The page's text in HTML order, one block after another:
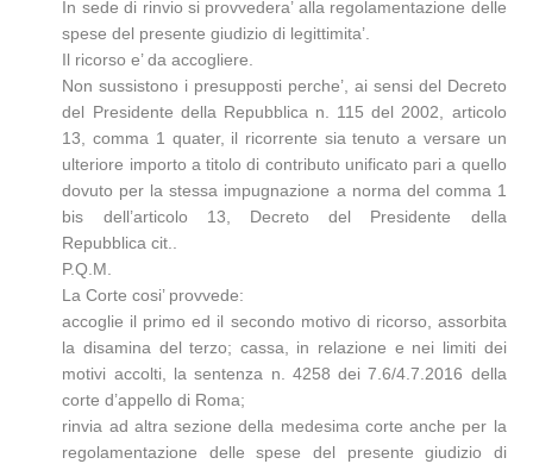
In sede di rinvio si provvedera’ alla regolamentazione delle
spese del presente giudizio di legittimita’.
Il ricorso e’ da accogliere.
Non sussistono i presupposti perche’, ai sensi del Decreto
del Presidente della Repubblica n. 115 del 2002, articolo
13, comma 1 quater, il ricorrente sia tenuto a versare un
ulteriore importo a titolo di contributo unificato pari a quello
dovuto per la stessa impugnazione a norma del comma 1
bis dell’articolo 13, Decreto del Presidente della
Repubblica cit..
P.Q.M.
La Corte cosi’ provvede:
accoglie il primo ed il secondo motivo di ricorso, assorbita
la disamina del terzo; cassa, in relazione e nei limiti dei
motivi accolti, la sentenza n. 4258 dei 7.6/4.7.2016 della
corte d’appello di Roma;
rinvia ad altra sezione della medesima corte anche per la
regolamentazione delle spese del presente giudizio di